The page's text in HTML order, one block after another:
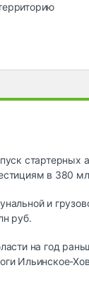
стартерных
в 380
и
руб.
на год
Ильинское-